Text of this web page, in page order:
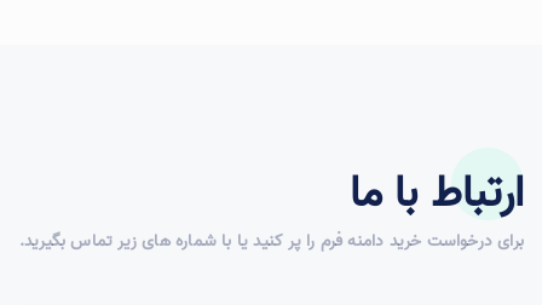
ارتباط با ما
برای درخواست خرید دامنه فرم را پر کنید یا با شماره های زیر تماس بگیرید.